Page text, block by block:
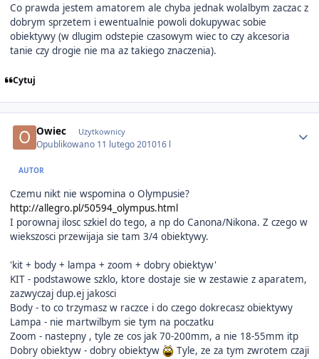
Co prawda jestem amatorem ale chyba jednak wolalbym zaczac z
dobrym sprzetem i ewentualnie powoli dokupywac sobie
obiektywy (w dlugim odstepie czasowym wiec to czy akcesoria
tanie czy drogie nie ma az takiego znaczenia).
Cytuj
Owiec Użytkownicy
Opublikowano 11 lutego 201016 l
AUTOR
Czemu nikt nie wspomina o Olympusie?
http://allegro.pl/50594_olympus.html
I porownaj ilosc szkiel do tego, a np do Canona/Nikona. Z czego w
wiekszosci przewijaja sie tam 3/4 obiektywy.
'kit + body + lampa + zoom + dobry obiektyw'
KIT - podstawowe szklo, ktore dostaje sie w zestawie z aparatem,
zazwyczaj dup.ej jakosci
Body - to co trzymasz w raczce i do czego dokrecasz obiektywy
Lampa - nie martwilbym sie tym na poczatku
Zoom - nastepny , tyle ze cos jak 70-200mm, a nie 18-55mm itp
Dobry obiektyw - dobry obiektyw
Tyle, ze za tym zwrotem czaji